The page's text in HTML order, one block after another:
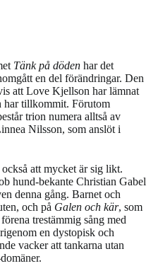
Tänk på döden har det
en del förändringar. Den
att Love Kjellson har lämnat
har tillkommit. Förutom
trion numera alltså av
Nilsson, som anslöt i
att mycket är sig likt.
hund-bekante Christian Gabel
denna gång. Barnet och
och på Galen och kär, som
trestämmig sång med
en dystopisk och
vacker att tankarna utan